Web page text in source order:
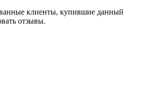
клиенты, купившие данный
отзывы.